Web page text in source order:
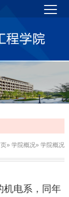
»学院概况» 学院概况
机电系，同年